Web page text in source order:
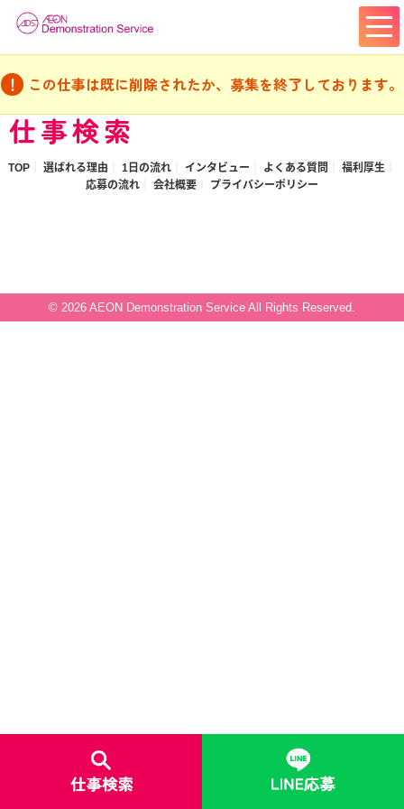
仕事検索
この仕事は既に削除されたか、募集を終了しております。
TOP 選ばれる理由 1日の流れ インタビュー よくある質問
福利厚生
応募の流れ
会社概要 プライバシーポリシー
© 2026 AEON Demonstration Service All Rights Reserved.